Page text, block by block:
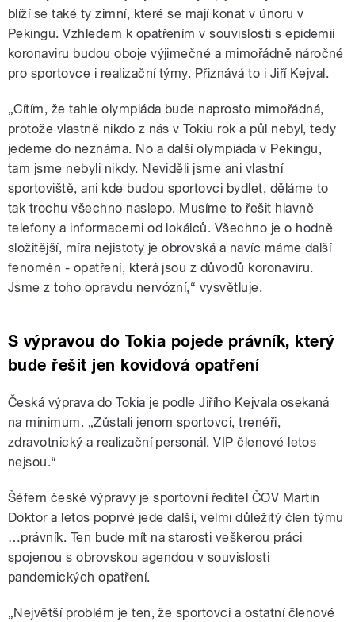
blíží se také ty zimní, které se mají konat v únoru v
Pekingu. Vzhledem k opatřením v souvislosti s epidemií
koronaviru budou oboje výjimečné a mimořádně náročné
pro sportovce i realizační týmy. Přiznává to i Jiří Kejval.
„Cítím, že tahle olympiáda bude naprosto mimořádná,
protože vlastně nikdo z nás v Tokiu rok a půl nebyl, tedy
jedeme do neznáma. No a další olympiáda v Pekingu,
tam jsme nebyli nikdy. Neviděli jsme ani vlastní
sportoviště, ani kde budou sportovci bydlet, děláme to
tak trochu všechno naslepo. Musíme to řešit hlavně
telefony a informacemi od lokálců. Všechno je o hodně
složitější, míra nejistoty je obrovská a navíc máme další
fenomén - opatření, která jsou z důvodů koronaviru.
Jsme z toho opravdu nervózní,“ vysvětluje.
S výpravou do Tokia pojede právník, který
bude řešit jen kovidová opatření
Česká výprava do Tokia je podle Jiřího Kejvala osekaná
na minimum. „Zůstali jenom sportovci, trenéři,
zdravotnický a realizační personál. VIP členové letos
nejsou.“
Šéfem české výpravy je sportovní ředitel ČOV Martin
Doktor a letos poprvé jede další, velmi důležitý člen týmu
…právník. Ten bude mít na starosti veškerou práci
spojenou s obrovskou agendou v souvislosti
pandemických opatření.
„Největší problém je ten, že sportovci a ostatní členové